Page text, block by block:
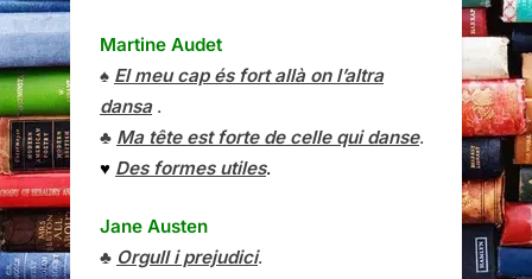
Martine Audet
♠ El meu cap és fort allà on l’altra
dansa.
♣ Ma tête est forte de celle qui danse.
♥ Des formes utiles.
Jane Austen
♣ Orgull i prejudici.